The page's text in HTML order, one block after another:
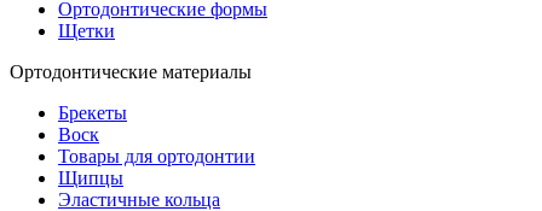
Ортодонтические формы
Щетки
Ортодонтические материалы
Брекеты
Воск
Товары для ортодонтии
Щипцы
Эластичные кольца